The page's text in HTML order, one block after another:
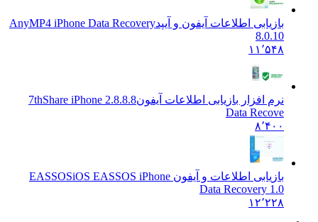
بازیابی اطلاعات آیفون و آیپدAnyMP4 iPhone Data Recovery
۱۱٬۵۴۸
نرم افزار بازیابی اطلاعات آیفون
2.8.8.8 7thShare iPhone
Data Recove
بازیابی اطلاعات و آیفون EASSOS iOS EASSOS iPhone
Data Recovery 1.0
۱۲٬۲۲۸